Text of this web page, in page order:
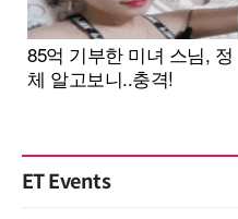
ET Events